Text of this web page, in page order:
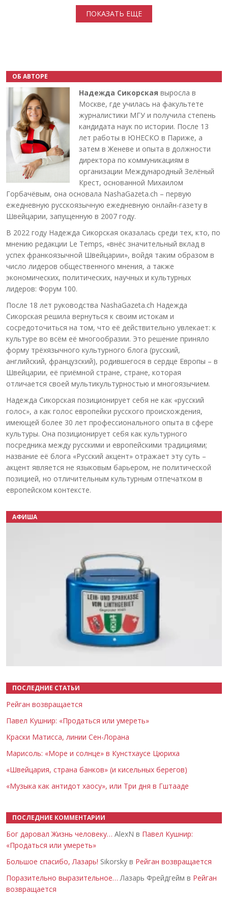
ПОКАЗАТЬ ЕЩЕ
ОБ АВТОРЕ
Надежда Сикорская выросла в
Москве, где училась на факультете
журналистики МГУ и получила степень
кандидата наук по истории. После 13
лет работы в ЮНЕСКО в Париже, а
затем в Женеве и опыта в должности
директора по коммуникациям в
организации Международный Зелёный
Крест, основанной Михаилом
Горбачёвым, она основала NashaGazeta.ch – первую
ежедневную русскоязычную ежедневную онлайн-газету в
Швейцарии, запущенную в 2007 году.
В 2022 году Надежда Сикорская оказалась среди тех, кто, по
мнению редакции Le Temps, «внёс значительный вклад в
успех франкоязычной Швейцарии», войдя таким образом в
число лидеров общественного мнения, а также
экономических, политических, научных и культурных
лидеров: Форум 100.
После 18 лет руководства NashaGazeta.ch Надежда
Сикорская решила вернуться к своим истокам и
сосредоточиться на том, что её действительно увлекает: к
культуре во всём её многообразии. Это решение приняло
форму трёхязычного культурного блога (русский,
английский, французский), родившегося в сердце Европы – в
Швейцарии, её приёмной стране, стране, которая
отличается своей мультикультурностью и многоязычием.
Надежда Сикорская позиционирует себя не как «русский
голос», а как голос европейки русского происхождения,
имеющей более 30 лет профессионального опыта в сфере
культуры. Она позиционирует себя как культурного
посредника между русскими и европейскими традициями;
название её блога «Русский акцент» отражает эту суть –
акцент является не языковым барьером, не политической
позицией, но отличительным культурным отпечатком в
европейском контексте.
АФИША
ПОСЛЕДНИЕ СТАТЬИ
Рейган возвращается
Павел Кушнир: «Продаться или умереть»
Краски Матисса, линии Сен-Лорана
Марисоль: «Море и солнце» в Кунстхаусе Цюриха
«Швейцария, страна банков» (и кисельных берегов)
«Музыка как антидот хаосу», или Три дня в Гштааде
ПОСЛЕДНИЕ КОММЕНТАРИИ
Бог даровал Жизнь человеку… AlexN в Павел Кушнир:
«Продаться или умереть»
Большое спасибо, Лазарь! Sikorsky в Рейган возвращается
Поразительно выразительное… Лазарь Фрейдгейм в Рейган
возвращается